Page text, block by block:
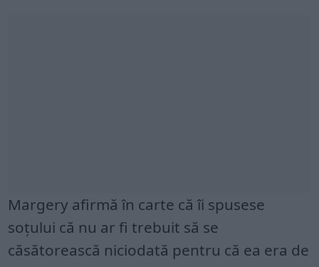
Margery afirmă în carte că îi spusese
soțului că nu ar fi trebuit să se
căsătorească niciodată pentru că ea era de